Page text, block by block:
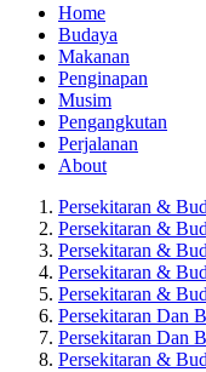
Home
Budaya
Makanan
Penginapan
Musim
Pengangkutan
Perjalanan
About
Persekitaran &
Persekitaran &
Persekitaran &
Persekitaran &
Persekitaran &
Persekitaran Dan
Persekitaran Dan
Persekitaran &